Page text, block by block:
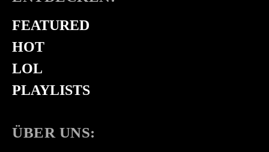
FEATURED
HOT
LOL
PLAYLISTS
ÜBER UNS: